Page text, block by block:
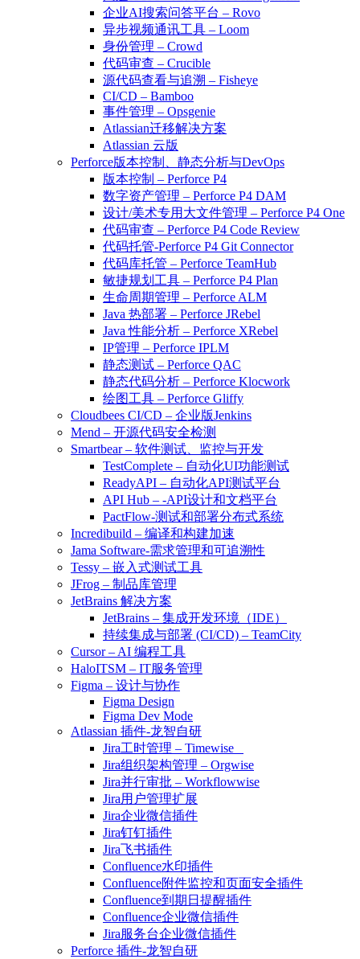
企业AI搜索问答平台 – Rovo
异步视频通讯工具 – Loom
身份管理 – Crowd
代码审查 – Crucible
源代码查看与追溯 – Fisheye
CI/CD – Bamboo
事件管理 – Opsgenie
Atlassian迁移解决方案
Atlassian 云版
Perforce版本控制、静态分析与DevOps
版本控制 – Perforce P4
数字资产管理 – Perforce P4 DAM
设计/美术专用大文件管理 – Perforce P4 One
代码审查 – Perforce P4 Code Review
代码托管-Perforce P4 Git Connector
代码库托管 – Perforce TeamHub
敏捷规划工具 – Perforce P4 Plan
生命周期管理 – Perforce ALM
Java 热部署 – Perforce JRebel
Java 性能分析 – Perforce XRebel
IP管理 – Perforce IPLM
静态测试 – Perforce QAC
静态代码分析 – Perforce Klocwork
绘图工具 – Perforce Gliffy
Cloudbees CI/CD – 企业版Jenkins
Mend – 开源代码安全检测
Smartbear – 软件测试、监控与开发
TestComplete – 自动化UI功能测试
ReadyAPI – 自动化API测试平台
API Hub – -API设计和文档平台
PactFlow-测试和部署分布式系统
Incredibuild – 编译和构建加速
Jama Software-需求管理和可追溯性
Tessy – 嵌入式测试工具
JFrog – 制品库管理
JetBrains 解决方案
JetBrains – 集成开发环境（IDE）
持续集成与部署 (CI/CD) – TeamCity
Cursor – AI 编程工具
HaloITSM – IT服务管理
Figma – 设计与协作
Figma Design
Figma Dev Mode
Atlassian 插件-龙智自研
Jira工时管理 – Timewise
Jira组织架构管理 – Orgwise
Jira并行审批 – Workflowwise
Jira用户管理扩展
Jira企业微信插件
Jira钉钉插件
Jira飞书插件
Confluence水印插件
Confluence附件监控和页面安全插件
Confluence到期日提醒插件
Confluence企业微信插件
Jira服务台企业微信插件
Perforce 插件-龙智自研